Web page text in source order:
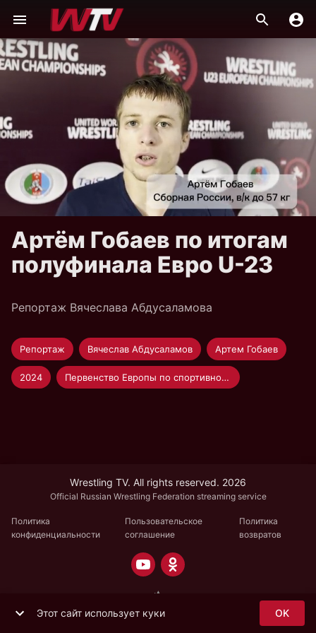
Артём Гобаев по итогам
полуфинала Евро U-23
Репортаж Вячеслава Абдусаламова
Репортаж Вячеслав Абдусаламов Артем Гобаев
2024 Первенство Европы по спортивной борьбе U-23
Wrestling TV. All rights reserved. 2026
Official Russian Wrestling Federation streaming service
Политика
конфиденциальности
Пользовательское
соглашение
Политика
возвратов
Этот сайт использует куки OK